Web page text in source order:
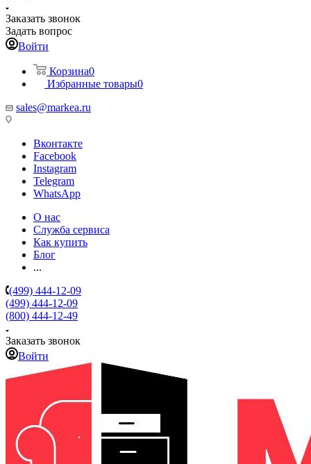
Заказать звонок
Задать вопрос
Войти
Корзина0
Избранные товары0
sales@markea.ru
Вконтакте
Facebook
Instagram
Telegram
WhatsApp
О нас
Служба сервиса
Как купить
Блог
...
(499) 444-12-09
(499) 444-12-09
(800) 444-12-49
Заказать звонок
Войти